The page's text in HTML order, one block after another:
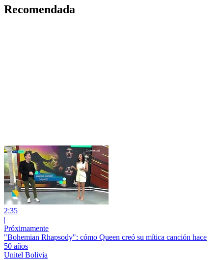
Recomendada
2:35
|
Próximamente
"Bohemian Rhapsody": cómo Queen creó su mítica canción hace
50 años
Unitel Bolivia